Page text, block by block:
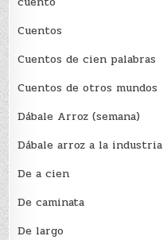
Cuentos
Cuentos de cien palabras
Cuentos de otros mundos
Dábale Arroz (semana)
Dábale arroz a la industria
De a cien
De caminata
De largo